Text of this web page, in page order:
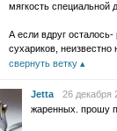
мягкость специальной
А если вдруг
сухариков,
свернуть ветку
Jetta 26 декабря
жаренных. прошу